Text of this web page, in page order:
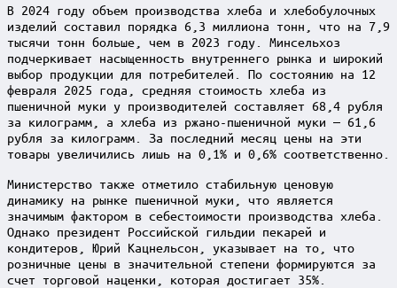
В 2024 году объем производства хлеба и хлебобулочных
изделий составил порядка 6,3 миллиона тонн, что на 7,9
тысячи тонн больше, чем в 2023 году. Минсельхоз
подчеркивает насыщенность внутреннего рынка и широкий
выбор продукции для потребителей. По состоянию на 12
февраля 2025 года, средняя стоимость хлеба из
пшеничной муки у производителей составляет 68,4 рубля
за килограмм, а хлеба из ржано-пшеничной муки — 61,6
рубля за килограмм. За последний месяц цены на эти
товары увеличились лишь на 0,1% и 0,6% соответственно.
Министерство также отметило стабильную ценовую
динамику на рынке пшеничной муки, что является
значимым фактором в себестоимости производства хлеба.
Однако президент Российской гильдии пекарей и
кондитеров, Юрий Кацнельсон, указывает на то, что
розничные цены в значительной степени формируются за
счет торговой наценки, которая достигает 35%.